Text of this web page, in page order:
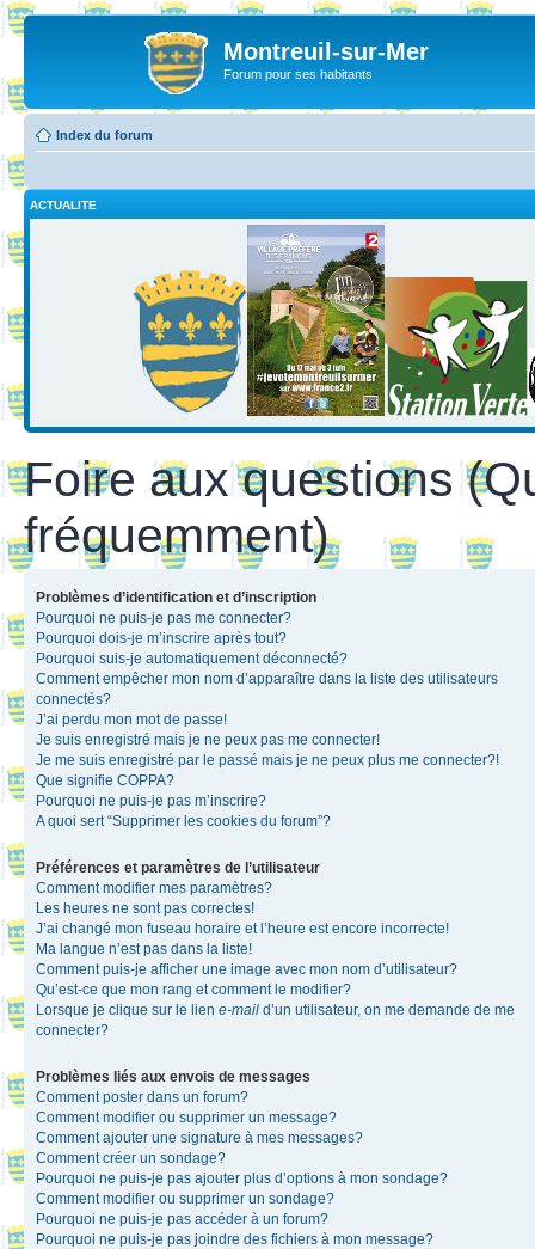
Montreuil-sur-Mer
Forum pour ses habitants
Index du forum
ACTUALITE
Foire aux questions
fréquemment)
Problèmes d’identification et d’inscription
Pourquoi ne puis-je pas me connecter?
Pourquoi dois-je m’inscrire après tout?
Pourquoi suis-je automatiquement déconnecté?
Comment empêcher mon nom d’apparaître dans la liste des utilisateurs
connectés?
J’ai perdu mon mot de passe!
Je suis enregistré mais je ne peux pas me connecter!
Je me suis enregistré par le passé mais je ne peux plus me connecter?!
Que signifie COPPA?
Pourquoi ne puis-je pas m’inscrire?
A quoi sert “Supprimer les cookies du forum”?
Préférences et paramètres de l’utilisateur
Comment modifier mes paramètres?
Les heures ne sont pas correctes!
J’ai changé mon fuseau horaire et l’heure est encore incorrecte!
Ma langue n’est pas dans la liste!
Comment puis-je afficher une image avec mon nom d’utilisateur?
Qu’est-ce que mon rang et comment le modifier?
Lorsque je clique sur le lien e-mail d’un utilisateur, on me demande de me
connecter?
Problèmes liés aux envois de messages
Comment poster dans un forum?
Comment modifier ou supprimer un message?
Comment ajouter une signature à mes messages?
Comment créer un sondage?
Pourquoi ne puis-je pas ajouter plus d’options à mon sondage?
Comment modifier ou supprimer un sondage?
Pourquoi ne puis-je pas accéder à un forum?
Pourquoi ne puis-je pas joindre des fichiers à mon message?